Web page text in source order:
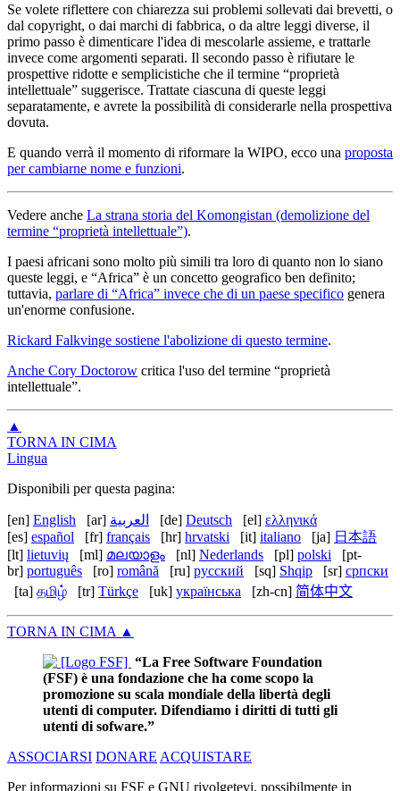
Se volete riflettere con chiarezza sui problemi sollevati dai brevetti, o
dal copyright, o dai marchi di fabbrica, o da altre leggi diverse, il
primo passo è dimenticare l'idea di mescolarle assieme, e trattarle
invece come argomenti separati. Il secondo passo è rifiutare le
prospettive ridotte e semplicistiche che il termine “proprietà
intellettuale” suggerisce. Trattate ciascuna di queste leggi
separatamente, e avrete la possibilità di considerarle nella prospettiva
dovuta.
E quando verrà il momento di riformare la WIPO, ecco una proposta
per cambiarne nome e funzioni.
Vedere anche La strana storia del Komongistan (demolizione del
termine “proprietà intellettuale”).
I paesi africani sono molto più simili tra loro di quanto non lo siano
queste leggi, e “Africa” è un concetto geografico ben definito;
tuttavia, parlare di “Africa” invece che di un paese specifico genera
un'enorme confusione.
Rickard Falkvinge sostiene l'abolizione di questo termine.
Anche Cory Doctorow critica l'uso del termine “proprietà
intellettuale”.
▲
TORNA IN CIMA
Lingua
Disponibili per questa pagina:
[en] English [ar] العربية [de] Deutsch [el] ελληνικά
[es] español [fr] français [hr] hrvatski [it] italiano [ja] 日本語
[lt] lietuvių [ml] മലയാളം [nl] Nederlands [pl] polski
[pt-
br] português [ro] română [ru] русский [sq] Shqip [sr] српски
[ta] தமிழ் [tr] Türkçe [uk] українська [zh-cn] 简体中文
TORNA IN CIMA ▲
“La Free Software Foundation
(FSF) è una fondazione che ha come scopo la
promozione su scala mondiale della libertà degli
utenti di computer. Difendiamo i diritti di tutti gli
utenti di sofware.”
ASSOCIARSI DONARE ACQUISTARE
Per informazioni su FSF e GNU rivolgetevi, possibilmente in